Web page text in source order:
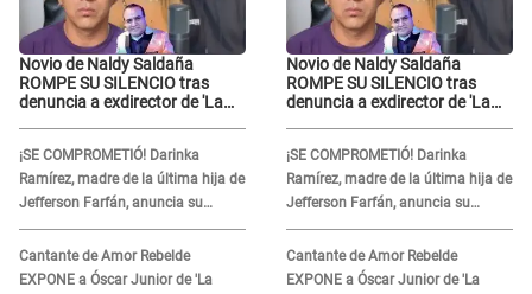
Novio de Naldy Saldaña
ROMPE SU SILENCIO tras
denuncia a exdirector de 'La
¡SE COMPROMETIÓ! Darinka
Ramírez, madre de la última hija de
Jefferson Farfán, anuncia su
compromiso: "Sí, para siempre"
Cantante de Amor Rebelde
EXPONE a Óscar Junior de 'La
Novio de Naldy Saldaña
ROMPE SU SILENCIO tras
denuncia a exdirector de 'La
¡SE COMPROMETIÓ! Darinka
Ramírez, madre de la última hija de
Jefferson Farfán, anuncia su
compromiso: "Sí, para siempre"
Cantante de Amor Rebelde
EXPONE a Óscar Junior de 'La